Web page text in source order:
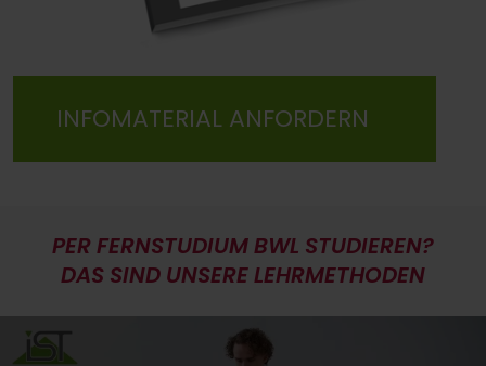
INFOMATERIAL ANFORDERN
PER FERNSTUDIUM BWL STUDIEREN?
DAS SIND UNSERE LEHRMETHODEN